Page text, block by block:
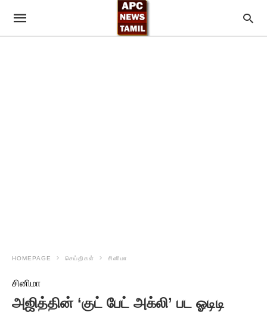
HOMEPAGE செய்திகள் சினிமா
சினிமா
அஜித்தின் ‘குட் பேட் அக்லி’ பட ஓடிடி